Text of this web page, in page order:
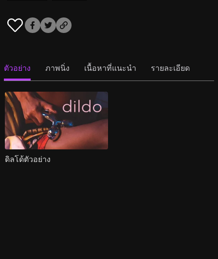
ตัวอย่าง ภาพนิ่ง เนื้อหาที่แนะนำ รายละเอียด
ดิลโด้ตัวอย่าง